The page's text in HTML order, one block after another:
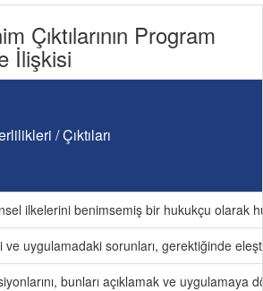
Çıktılarının Program
İlişkisi
/ Çıktıları
ilkelerini benimsemiş bir hukukçu olarak
ve uygulamadaki sorunları, gerektiğinde
bunları açıklamak ve